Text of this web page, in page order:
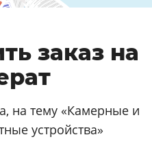
заказ на
на тему «Камерные и
устройства»